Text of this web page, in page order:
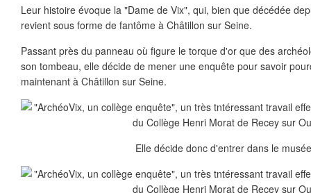
Leur histoire évoque la "Dame de Vix", qui, bien que décédée
revient sous forme de fantôme à Châtillon sur Seine.
Passant près du panneau où figure le torque d'or que des
son tombeau, elle décide de mener une enquête pour savoir
maintenant à Châtillon sur Seine.
Elle décide donc d'entrer dans le